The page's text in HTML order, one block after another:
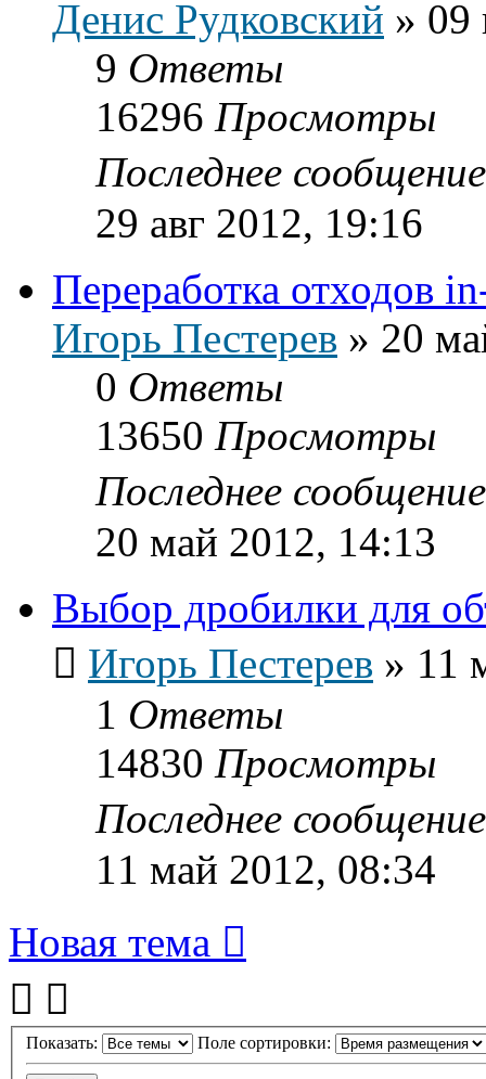
Денис Рудковский » 09
9 Ответы
16296 Просмотры
Последнее
29 авг 2012, 19:16
Переработка отходов
Игорь Пестерев » 20
0 Ответы
13650 Просмотры
Последнее
20 май 2012, 14:13
Выбор дробилки для
Игорь Пестерев » 11
1 Ответы
14830 Просмотры
Последнее
11 май 2012, 08:34
Новая тема
Показать: Поле сортировки: